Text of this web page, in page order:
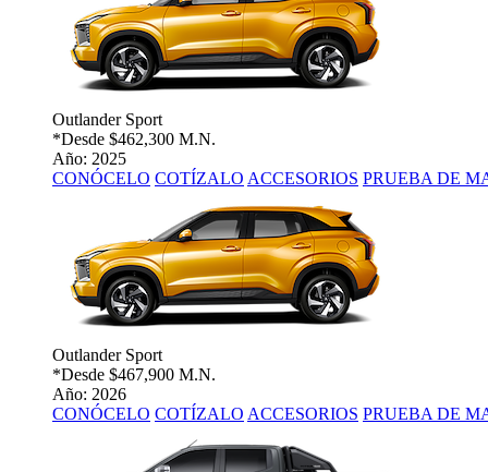
Outlander Sport
*Desde $462,300 M.N.
Año: 2025
CONÓCELO COTÍZALO ACCESORIOS PRUEBA DE
Outlander Sport
*Desde $467,900 M.N.
Año: 2026
CONÓCELO COTÍZALO ACCESORIOS PRUEBA DE